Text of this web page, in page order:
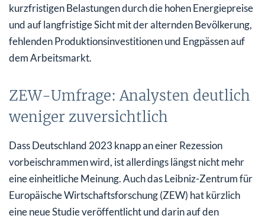
kurzfristigen Belastungen durch die hohen Energiepreise
und auf langfristige Sicht mit der alternden Bevölkerung,
fehlenden Produktionsinvestitionen und Engpässen auf
dem Arbeitsmarkt.
ZEW-Umfrage: Analysten deutlich
weniger zuversichtlich
Dass Deutschland 2023 knapp an einer Rezession
vorbeischrammen wird, ist allerdings längst nicht mehr
eine einheitliche Meinung. Auch das Leibniz-Zentrum für
Europäische Wirtschaftsforschung (ZEW) hat kürzlich
eine neue Studie veröffentlicht und darin auf den